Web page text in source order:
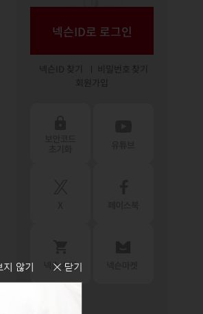
넥슨ID로 로그인
넥슨ID 찾기
비밀번호 찾기
회원가입